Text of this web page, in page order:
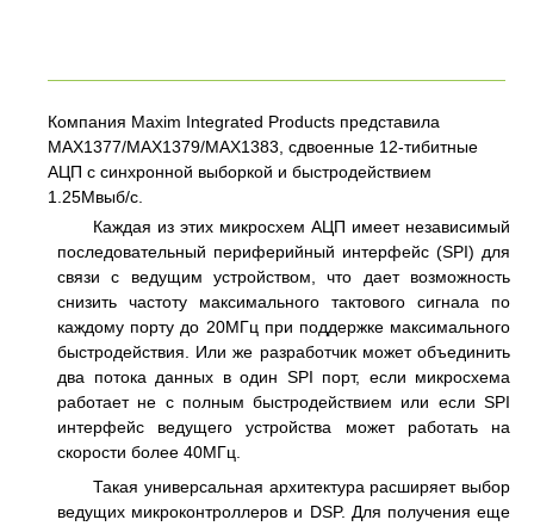
Компания Maxim Integrated Products представила
MAX1377/MAX1379/MAX1383, сдвоенные 12-тибитные
АЦП с синхронной выборкой и быстродействием
1.25Мвыб/с.
Каждая из этих микросхем АЦП имеет независимый
последовательный периферийный интерфейс (SPI) для
связи с ведущим устройством, что дает возможность
снизить частоту максимального тактового сигнала по
каждому порту до 20МГц при поддержке максимального
быстродействия. Или же разработчик может объединить
два потока данных в один SPI порт, если микросхема
работает не с полным быстродействием или если SPI
интерфейс ведущего устройства может работать на
скорости более 40МГц.
Такая универсальная архитектура расширяет выбор
ведущих микроконтроллеров и DSP. Для получения еще